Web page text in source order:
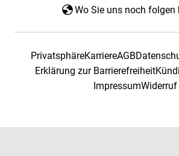
Wo Sie uns noch folgen
PrivatsphäreKarriereAGB
Erklärung zur Barrierefreiheit
ImpressumWiderruf